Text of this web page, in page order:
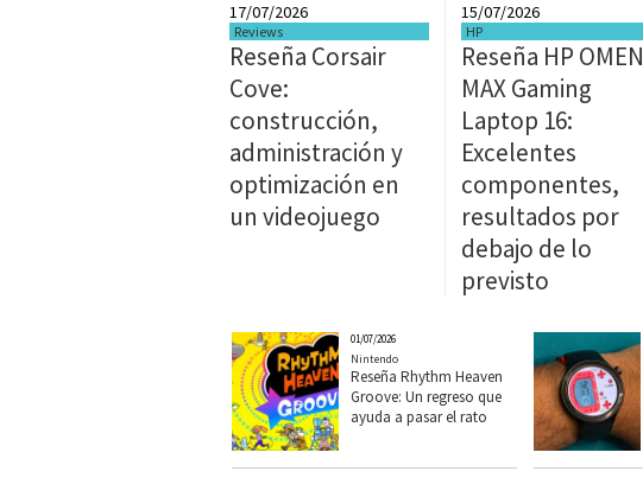
17/07/2026
Reviews
Reseña Corsair
Cove:
construcción,
administración y
optimización en
un videojuego
15/07/2026
HP
Reseña HP OMEN
MAX Gaming
Laptop 16:
Excelentes
componentes,
resultados por
debajo de lo
previsto
01/07/2026
Nintendo
Reseña Rhythm Heaven
Groove: Un regreso que
ayuda a pasar el rato